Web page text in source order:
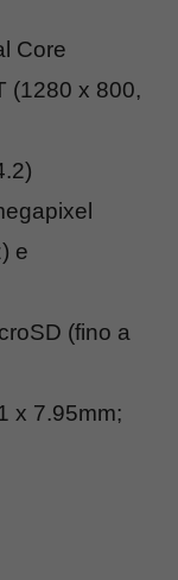
Core
(1280 x 800,
e
(fino a
x 7.95mm;